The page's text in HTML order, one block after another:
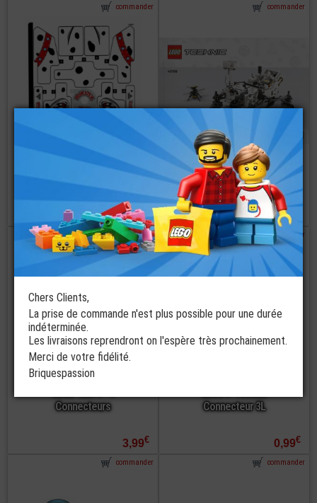
Autocollant -
Stickers Set
42150 Technic
1,69€
commander
LEGO® Notice
Papier Set 42158
Technic Nasa
2,99
commander
LEGO® Technic
Connecteurs
3,99€
commander
Connecteur 3L
0,99€
commander
commander commander
Chers Clients,
La prise de commande n'est plus possible pour une durée
indéterminée.
Les livraisons reprendront on l'espère très prochainement.
Merci de votre fidélité.
Briquespassion